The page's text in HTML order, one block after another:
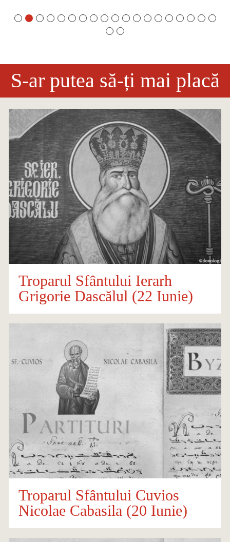
S-ar putea să-ți mai placă
Troparul Sfântului Ierarh
Grigorie Dascălul (22 Iunie)
Troparul Sfântului Cuvios
Nicolae Cabasila (20 Iunie)